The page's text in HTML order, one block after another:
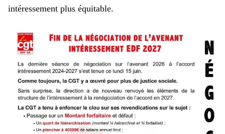
intéressement plus équitable.